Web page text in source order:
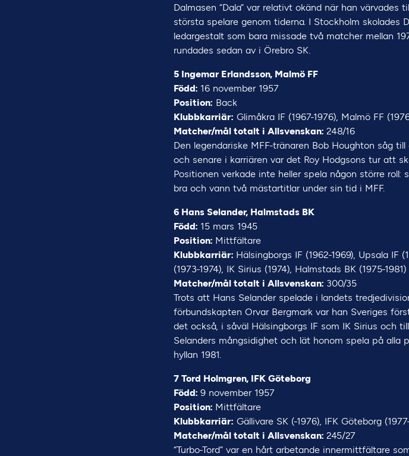
Dalmasen “Dala” var relativt okänd när han värvades
största spelare genom tiderna. I Stockholm
ledargestalt som bara missade två matcher mellan
rundades sedan av i Örebro SK.
5 Ingemar Erlandsson, Malmö FF
Född: 16 november 1957
Position: Back
Klubbkarriär: Glimåkra IF (1967-1976), Malmö FF
Matcher/mål totalt i Allsvenskan: 248/16
Den legendariske MFF-tränaren Bob Houghton såg
och senare i karriären var det Roy Hodgsons tur att
Positionen verkade inte heller spela någon större
bra och vann två mästartitlar under sin tid i MFF.
6 Hans Selander, Halmstads BK
Född: 15 mars 1945
Position: Mittfältare
Klubbkarriär: Hälsingborgs IF (1962-1969), Upsala IF
(1973-1974), IK Sirius (1974), Halmstads BK (1975-1981)
Matcher/mål totalt i Allsvenskan: 300/35
Trots att Hans Selander spelade i landets
förbundskapten Orvar Bergmark var han Sveriges
det också, i såväl Hälsingborgs IF som IK Sirius och
Selanders mångsidighet och lät honom spela på alla
hyllan 1981.
7 Tord Holmgren, IFK Göteborg
Född: 9 november 1957
Position: Mittfältare
Klubbkarriär: Gällivare SK (-1976), IFK Göteborg
Matcher/mål totalt i Allsvenskan: 245/27
“Turbo-Tord” var en hårt arbetande innermittfältare